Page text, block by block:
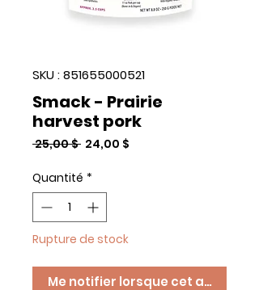
SKU : 851655000521
Smack - Prairie
harvest pork
25,00 $ Prix
24,00 $
Quantité *
Rupture de stock
Me notifier lorsque cet article est